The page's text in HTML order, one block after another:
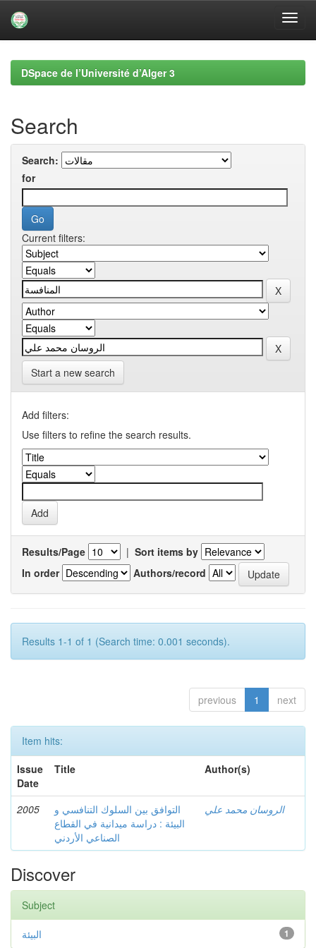
navigationDSpace de l’Université d’Alger 3
Search
Search:
for
Current filters:
Start a new search
Add filters:
Use filters to refine the search results.
Results/Page | Sort items by
In order
Authors/record
Results 1-1 of 1 (Search time: 0.001 seconds).
previous 1 next
Item hits:
Issue
Date
Title Author(s)
2005
التوافق بين السلوك التنافسي و
البيئة : دراسة ميدانية في القطاع
الصناعي الأردني
الروسان محمد علي
Discover
Subject
1 البيئة